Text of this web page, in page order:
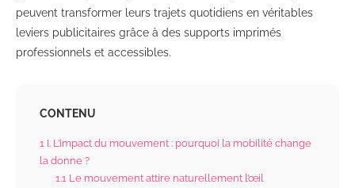
peuvent transformer leurs trajets quotidiens en véritables
leviers publicitaires grâce à des supports imprimés
professionnels et accessibles.
CONTENU
1 I. L’impact du mouvement : pourquoi la mobilité change
la donne ?
1.1Le mouvement attire naturellement l’œil